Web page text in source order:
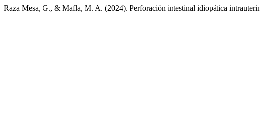
Raza Mesa, G., & Mafla, M. A. (2024). Perforación intestinal idiopática